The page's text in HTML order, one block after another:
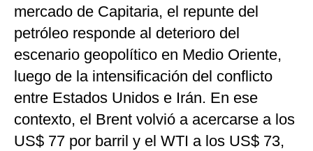
mercado de Capitaria, el repunte del
petróleo responde al deterioro del
escenario geopolítico en Medio Oriente,
luego de la intensificación del conflicto
entre Estados Unidos e Irán. En ese
contexto, el Brent volvió a acercarse a los
US$ 77 por barril y el WTI a los US$ 73,